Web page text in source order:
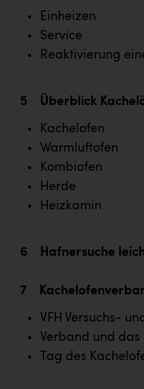
Einheizen
Service
Reaktivierung
5 Überblick
Kachelofen
Warmluftofen
Kombiofen
Herde
Heizkamin
6 Hafnersuche
7
VFH Versuchs-
Verband und das
Tag des